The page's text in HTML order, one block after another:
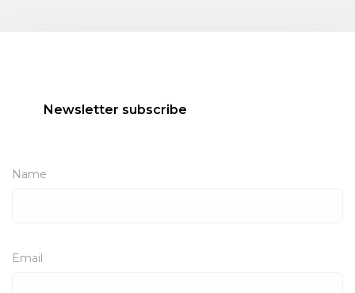
Newsletter subscribe
Name
Email